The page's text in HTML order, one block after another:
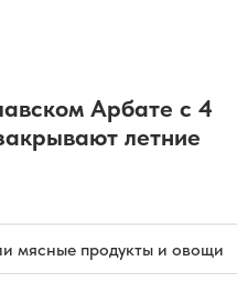
Арбате с 4
летние
мясные продукты и овощи